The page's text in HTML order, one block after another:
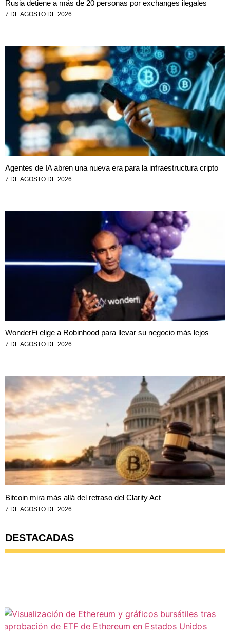
Rusia detiene a más de 20 personas por exchanges ilegales
7 DE AGOSTO DE 2026
Agentes de IA abren una nueva era para la infraestructura cripto
7 DE AGOSTO DE 2026
WonderFi elige a Robinhood para llevar su negocio más lejos
7 DE AGOSTO DE 2026
Bitcoin mira más allá del retraso del Clarity Act
7 DE AGOSTO DE 2026
DESTACADAS